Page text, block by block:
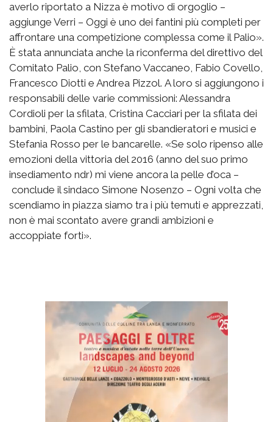
averlo riportato a Nizza è motivo di orgoglio –
aggiunge Verri – Oggi è uno dei fantini più completi per
affrontare una competizione complessa come il Palio».
È stata annunciata anche la riconferma del direttivo del
Comitato Palio, con Stefano Vaccaneo, Fabio Covello,
Francesco Diotti e Andrea Pizzol. A loro si aggiungono i
responsabili delle varie commissioni: Alessandra
Cordioli per la sfilata, Cristina Cacciari per la sfilata dei
bambini, Paola Castino per gli sbandieratori e musici e
Stefania Rosso per le bancarelle. «Se solo ripenso alle
emozioni della vittoria del 2016 (anno del suo primo
insediamento ndr) mi viene ancora la pelle d’oca –
conclude il sindaco Simone Nosenzo – Ogni volta che
scendiamo in piazza siamo tra i più temuti e apprezzati,
non è mai scontato avere grandi ambizioni e
accoppiate forti».